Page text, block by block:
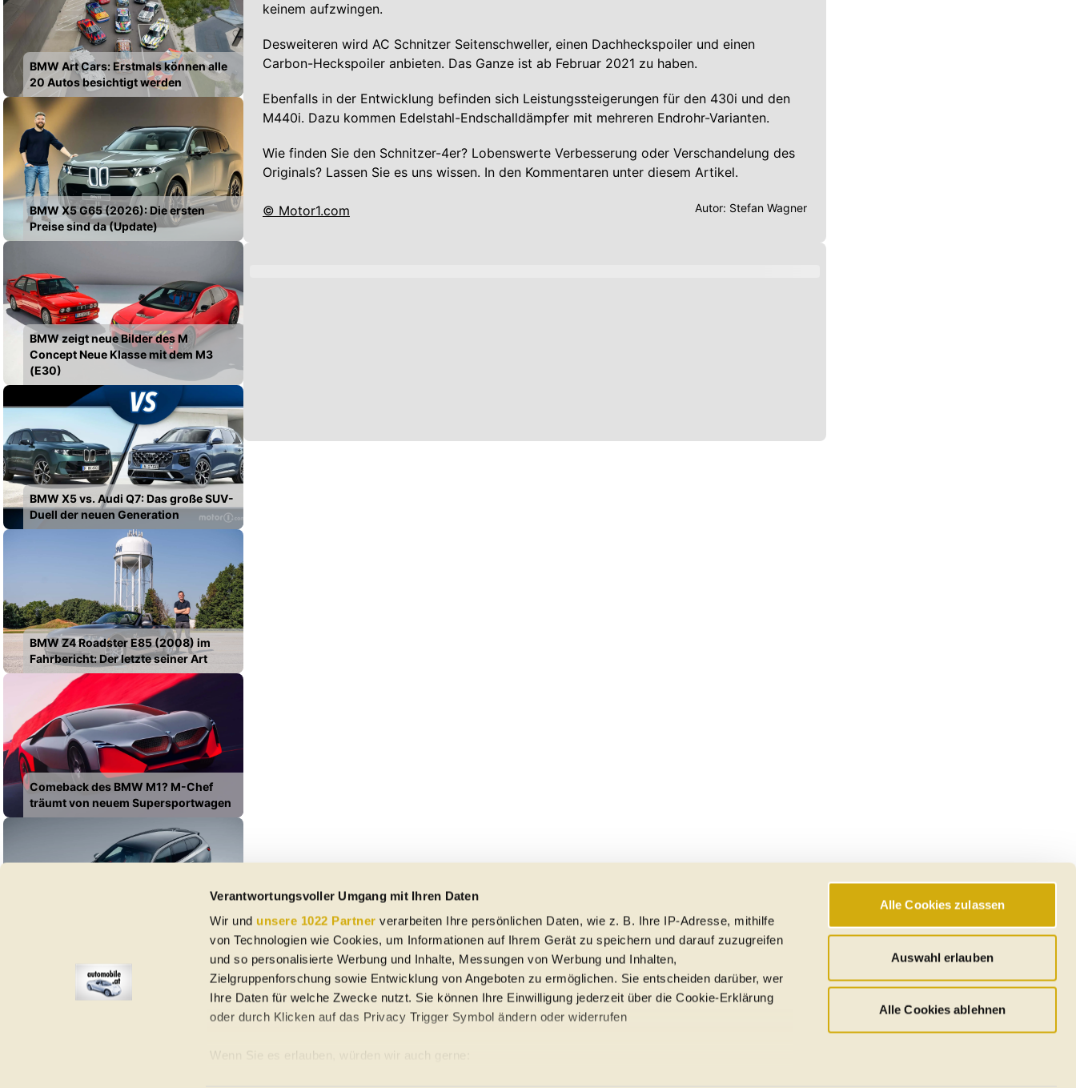
Verantwortungsvoller Umgang mit Ihren Daten
Wir und unsere 1022 Partner verarbeiten Ihre persönlichen Daten, wie z. B. Ihre IP-Adresse, mithilfe
von Technologien wie Cookies, um Informationen auf Ihrem Gerät zu speichern und darauf zuzugreifen
und so personalisierte Werbung und Inhalte, Messungen von Werbung und Inhalten,
Zielgruppenforschung sowie Entwicklung von Angeboten zu ermöglichen. Sie entscheiden darüber, wer
Ihre Daten für welche Zwecke nutzt. Sie können Ihre Einwilligung jederzeit über die Cookie-Erklärung
oder durch Klicken auf das Privacy Trigger Symbol ändern oder widerrufen
Wenn Sie es erlauben, würden wir auch gerne:
Alle Cookies zulassen
Auswahl erlauben
Alle Cookies ablehnen
BMW Art Cars: Erstmals können alle
20 Autos besichtigt werden
BMW X5 G65 (2026): Die ersten
Preise sind da (Update)
BMW zeigt neue Bilder des M
Concept Neue Klasse mit dem M3
(E30)
BMW X5 vs. Audi Q7: Das große SUV-
Duell der neuen Generation
BMW Z4 Roadster E85 (2008) im
Fahrbericht: Der letzte seiner Art
Comeback des BMW M1? M-Chef
träumt von neuem Supersportwagen
keinem aufzwingen.
Desweiteren wird AC Schnitzer Seitenschweller, einen Dachheckspoiler und einen
Carbon-Heckspoiler anbieten. Das Ganze ist ab Februar 2021 zu haben.
Ebenfalls in der Entwicklung befinden sich Leistungssteigerungen für den 430i und den
M440i. Dazu kommen Edelstahl-Endschalldämpfer mit mehreren Endrohr-Varianten.
Wie finden Sie den Schnitzer-4er? Lobenswerte Verbesserung oder Verschandelung des
Originals? Lassen Sie es uns wissen. In den Kommentaren unter diesem Artikel.
© Motor1.com Autor: Stefan Wagner